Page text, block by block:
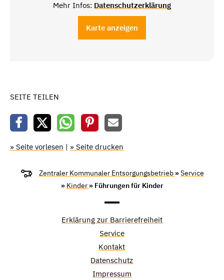
Mehr Infos: Datenschutzerklärung
Karte anzeigen
SEITE TEILEN
» Seite vorlesen | » Seite drucken
Zentraler Kommunaler Entsorgungsbetrieb »Service
» Kinder » Führungen für Kinder
Erklärung zur Barrierefreiheit
Service
Kontakt
Datenschutz
Impressum